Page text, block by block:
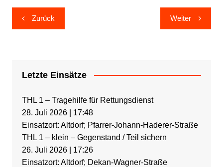
Beitragsnavigation
Zurück Weiter
Letzte Einsätze
THL 1 – Tragehilfe für Rettungsdienst
28. Juli 2026| 17:48
Einsatzort: Altdorf; Pfarrer-Johann-Haderer-Straße
THL 1 – klein – Gegenstand / Teil sichern
26. Juli 2026| 17:26
Einsatzort: Altdorf; Dekan-Wagner-Straße